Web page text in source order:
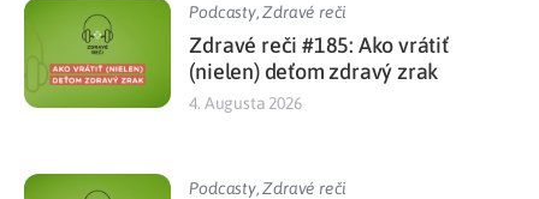
Podcasty,Zdravé reči
Zdravé reči #185: Ako vrátiť
(nielen) deťom zdravý zrak
4. Augusta 2026
Podcasty,Zdravé reči